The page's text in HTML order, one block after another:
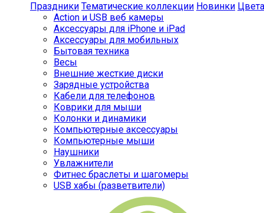
Праздники Тематические коллекции Новинки Цвета
Action и USB веб камеры
Аксессуары для iPhone и iPad
Аксессуары для мобильных
Бытовая техника
Весы
Внешние жесткие диски
Зарядные устройства
Кабели для телефонов
Коврики для мыши
Колонки и динамики
Компьютерные аксессуары
Компьютерные мыши
Наушники
Увлажнители
Фитнес браслеты и шагомеры
USB хабы (разветвители)